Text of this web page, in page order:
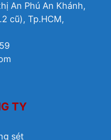
An Phú An Khánh,
cũ), Tp.HCM,
TY
sét